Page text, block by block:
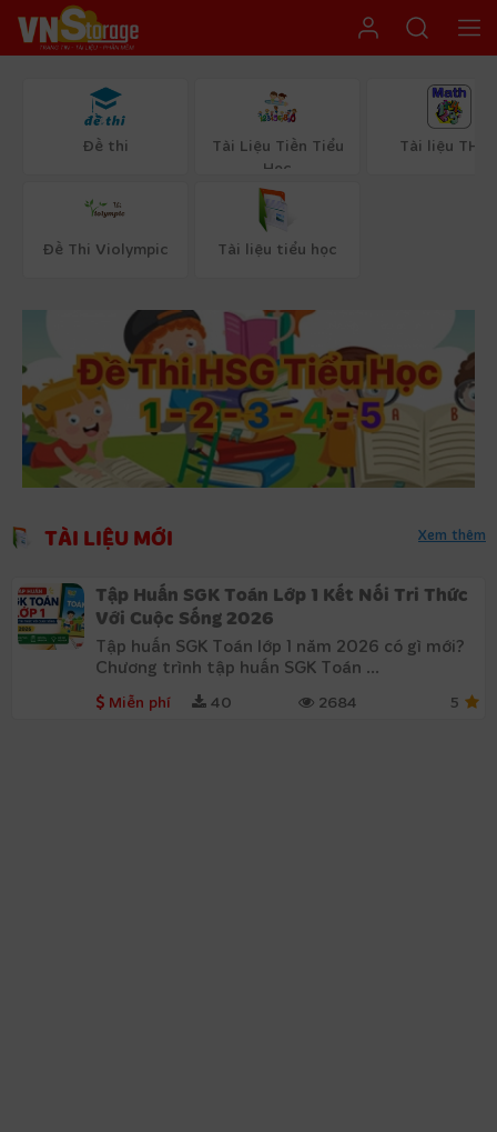
Đề thi
Đề Thi Violympic
Tài Liệu Tiền Tiểu
Học
Tài liệu tiểu học
Tài liệu
TÀI LIỆU MỚI Xem thêm
Tập Huấn SGK Toán Lớp 1 Kết Nối Tri Thức
Với Cuộc Sống 2026
Tập huấn SGK Toán lớp 1 năm 2026 có gì mới?
Chương trình tập huấn SGK Toán ...
Miễn phí 40 2684 5